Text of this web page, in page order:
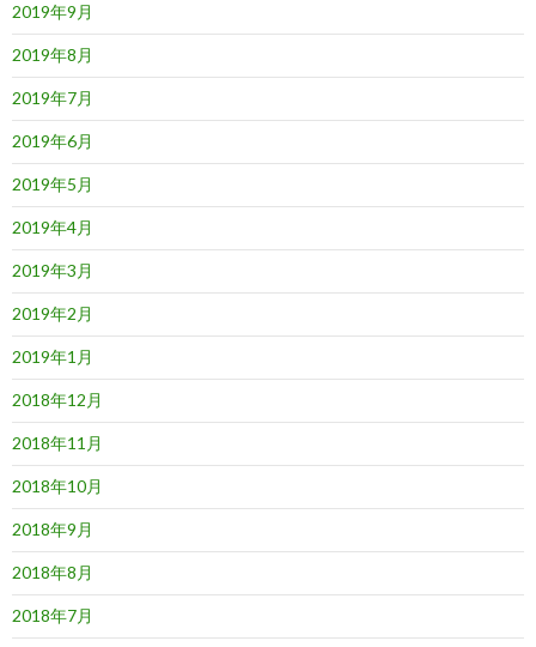
2019年9月
2019年8月
2019年7月
2019年6月
2019年5月
2019年4月
2019年3月
2019年2月
2019年1月
2018年12月
2018年11月
2018年10月
2018年9月
2018年8月
2018年7月